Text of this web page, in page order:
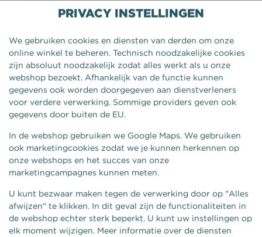
PRIVACY INSTELLINGEN
We gebruiken cookies en diensten van derden om onze
online winkel te beheren. Technisch noodzakelijke cookies
zijn absoluut noodzakelijk zodat alles werkt als u onze
webshop bezoekt. Afhankelijk van de functie kunnen
gegevens ook worden doorgegeven aan dienstverleners
voor verdere verwerking. Sommige providers geven ook
gegevens door buiten de EU.
In de webshop gebruiken we Google Maps. We gebruiken
ook marketingcookies zodat we je kunnen herkennen op
onze webshops en het succes van onze
marketingcampagnes kunnen meten.
U kunt bezwaar maken tegen de verwerking door op "Alles
afwijzen" te klikken. In dit geval zijn de functionaliteiten in
de webshop echter sterk beperkt. U kunt uw instellingen op
elk moment wijzigen. Meer informatie over de diensten
BAQUETTE WARM VLEES